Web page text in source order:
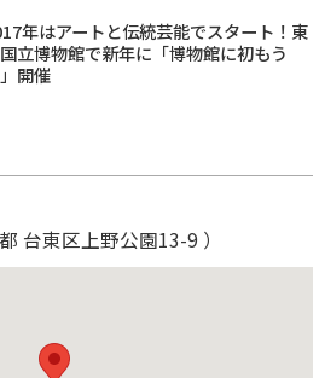
年はアートと伝統芸能でスタート！東
立博物館で新年に「博物館に初もう
開催
台東区上野公園13-9 ）